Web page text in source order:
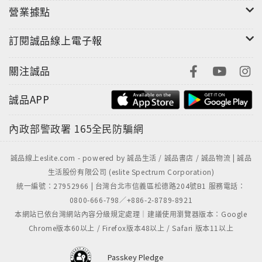
1-4 理察‧史特勞斯：最後四首歌
5-8 理察‧史特勞斯：四首歌曲,op.27
9 理察‧史特勞斯：我的孩子,op.37 no.3
10理察‧史特勞斯：奉獻, op.10 no.1
營業據點
訂閱誠品線上電子報
關注誠品
誠品APP
內政部警政署 165全民防騙網
誠品線上eslite.com - powered by 誠品生活 / 誠品書店 / 誠品物流 | 誠品
生活股份有限公司 (eslite Spectrum Corporation)
統一編號：27952966 | 台灣台北市信義區松德路204號B1 服務電話：
0800-666-798／+886-2-8789-8921
本網站已依台灣網站內容分級規定處理｜建議使用瀏覽器版本：Google
Chrome版本60以上 / Firefox版本48以上 / Safari 版本11以上
Passkey Pledge